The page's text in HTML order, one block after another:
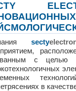
secty
с целью
в